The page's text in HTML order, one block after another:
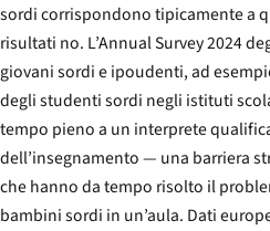
sordi corrispondono tipicamente a
risultati no. L’Annual Survey 2024
giovani sordi e ipoudenti, ad
degli studenti sordi negli istituti
tempo pieno a un interprete
dell’insegnamento — una barriera
che hanno da tempo risolto il
bambini sordi in un’aula. Dati